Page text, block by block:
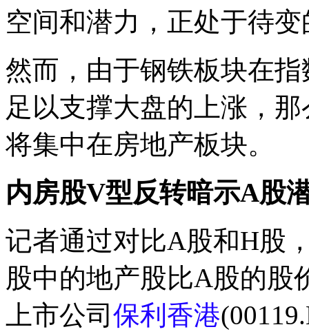
空间和潜力，正处于待
然而，由于钢铁板块在
足以支撑大盘的上涨，
将集中在房地产板块。
内房股V型反转暗示A股
记者通过对比A股和H股
股中的地产股比A股的股
上市公司 保利香港